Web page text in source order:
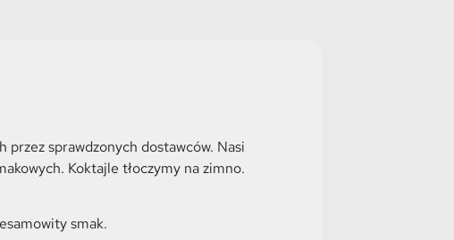
sprawdzonych dostawców. Nasi
Koktajle tłoczymy na zimno.
smak.